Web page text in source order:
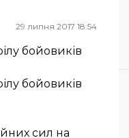
29 липня 2017 18:54
бойовиків
бойовиків
сил на